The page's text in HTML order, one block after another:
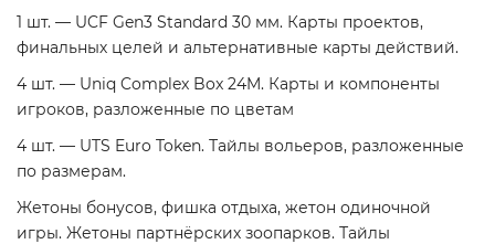
1 шт. — UCF Gen3 Standard 30 мм. Карты проектов,
финальных целей и альтернативные карты действий.
4 шт. — Uniq Complex Box 24M. Карты и компоненты
игроков, разложенные по цветам
4 шт. — UTS Euro Token. Тайлы вольеров, разложенные
по размерам.
Жетоны бонусов, фишка отдыха, жетон одиночной
игры. Жетоны партнёрских зоопарков. Тайлы